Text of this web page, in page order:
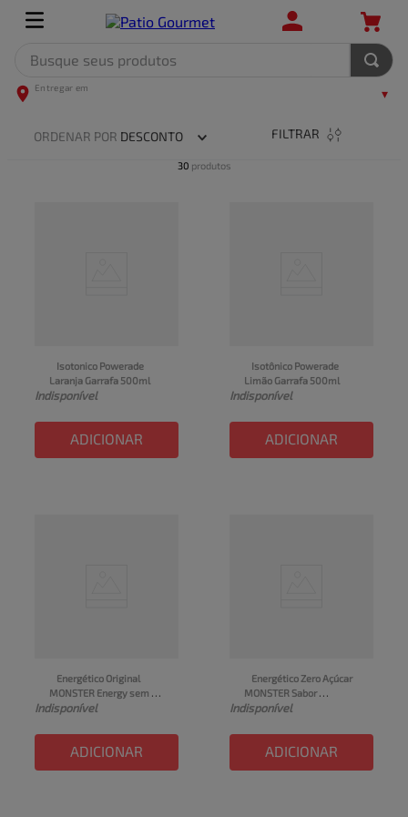
TERMOS MAIS BUSCADOS
ORDENAR POR DESCONTO FILTRAR
30 produtos
Isotonico Powerade
Laranja Garrafa 500ml
Indisponível
ADICIONAR
Isotônico Powerade
Limão Garrafa 500ml
Indisponível
ADICIONAR
Energético Original
MONSTER Energy sem
açúcar Lata 473ml
Indisponível
ADICIONAR
Energético Zero Açúcar
MONSTER Sabor
Melancia Lata 473ml
Indisponível
ADICIONAR